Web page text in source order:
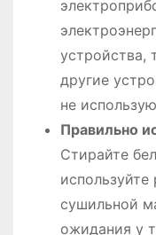
устройства,
другие
не
Правильно
Стирайте
сушильной
ожидания у